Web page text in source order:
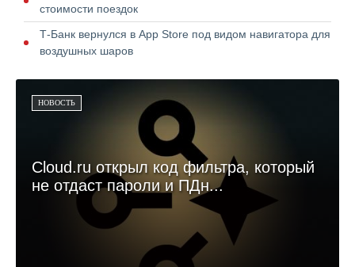
стоимости поездок
Т-Банк вернулся в App Store под видом навигатора для
воздушных шаров
НОВОСТЬ
Cloud.ru открыл код фильтра, который
не отдаст пароли и ПДн...